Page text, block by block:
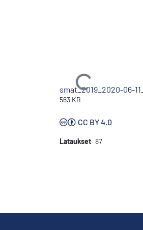
Ladataan...
smat_2019_2020-06-
563 KB
CC BY 4.0
Lataukset 87